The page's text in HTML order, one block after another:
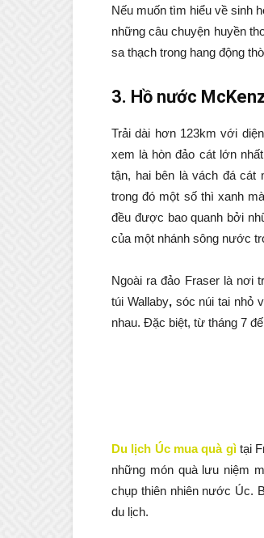
Nếu muốn tìm hiểu về sinh
những câu chuyện huyền
sa thạch trong hang động
3. Hồ nước
Trải dài hơn 123km với
xem là hòn đảo cát lớn
tận, hai bên là vách đá cát
trong đó một số thì xanh
đều được bao quanh bởi
của một nhánh sông nước
Ngoài ra đảo Fraser là nơi
túi Wallaby, sóc núi tai nhỏ
nhau. Đặc biệt, từ tháng 7
Du lịch Úc mua quà gìtại
những món quà lưu niệm
chụp thiên nhiên nước Úc.
du lịch.